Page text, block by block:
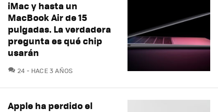
iMac y hasta un
MacBook Air de 15
pulgadas. La verdadera
pregunta es qué chip
usarán
24 COMENTARIOS
HACE 3 AÑOS
Apple ha perdido el